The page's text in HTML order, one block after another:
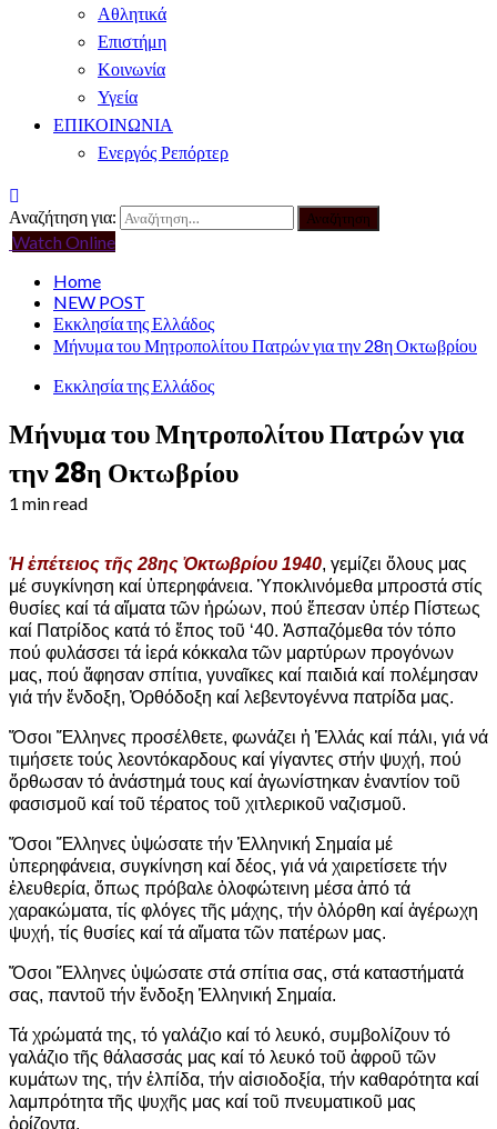
Αθλητικά
Επιστήμη
Κοινωνία
Υγεία
ΕΠΙΚΟΙΝΩΝΙΑ
Ενεργός Ρεπόρτερ
Αναζήτηση για:
Watch Online
Home
NEW POST
Εκκλησία της Ελλάδος
Μήνυμα του Μητροπολίτου Πατρών για την 28η Οκτωβρίου
Εκκλησία της Ελλάδος
Μήνυμα του Μητροπολίτου Πατρών για
την 28η Οκτωβρίου
1 min read
Ἡ ἐπέτειος τῆς 28ης Ὀκτωβρίου 1940, γεμίζει ὅλους μας
μέ συγκίνηση καί ὑπερηφάνεια. Ὑποκλινόμεθα μπροστά στίς
θυσίες καί τά αἵματα τῶν ἡρώων, πού ἔπεσαν ὑπέρ Πίστεως
καί Πατρίδος κατά τό ἔπος τοῦ ‘40. Ἀσπαζόμεθα τόν τόπο
πού φυλάσσει τά ἱερά κόκκαλα τῶν μαρτύρων προγόνων
μας, πού ἄφησαν σπίτια, γυναῖκες καί παιδιά καί πολέμησαν
γιά τήν ἔνδοξη, Ὀρθόδοξη καί λεβεντογέννα πατρίδα μας.
Ὅσοι Ἕλληνες προσέλθετε, φωνάζει ἡ Ἑλλάς καί πάλι, γιά νά
τιμήσετε τούς λεοντόκαρδους καί γίγαντες στήν ψυχή, πού
ὄρθωσαν τό ἀνάστημά τους καί ἀγωνίστηκαν ἐναντίον τοῦ
φασισμοῦ καί τοῦ τέρατος τοῦ χιτλερικοῦ ναζισμοῦ.
Ὅσοι Ἕλληνες ὑψώσατε τήν Ἑλληνική Σημαία μέ
ὑπερηφάνεια, συγκίνηση καί δέος, γιά νά χαιρετίσετε τήν
ἐλευθερία, ὅπως πρόβαλε ὁλοφώτεινη μέσα ἀπό τά
χαρακώματα, τίς φλόγες τῆς μάχης, τήν ὁλόρθη καί ἀγέρωχη
ψυχή, τίς θυσίες καί τά αἵματα τῶν πατέρων μας.
Ὅσοι Ἕλληνες ὑψώσατε στά σπίτια σας, στά καταστήματά
σας, παντοῦ τήν ἔνδοξη Ἑλληνική Σημαία.
Τά χρώματά της, τό γαλάζιο καί τό λευκό, συμβολίζουν τό
γαλάζιο τῆς θάλασσάς μας καί τό λευκό τοῦ ἀφροῦ τῶν
κυμάτων της, τήν ἐλπίδα, τήν αἰσιοδοξία, τήν καθαρότητα καί
λαμπρότητα τῆς ψυχῆς μας καί τοῦ πνευματικοῦ μας
ὁρίζοντα.